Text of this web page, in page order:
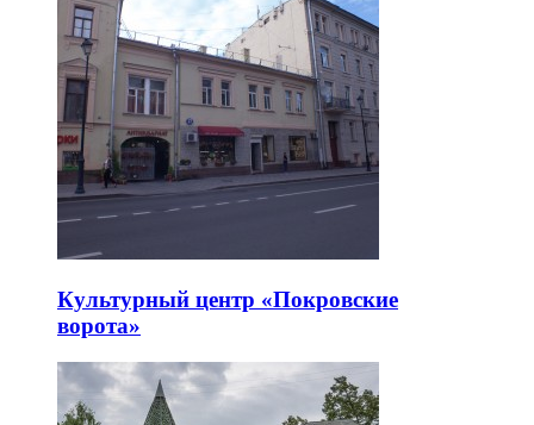
Культурный центр «Покровские
ворота»